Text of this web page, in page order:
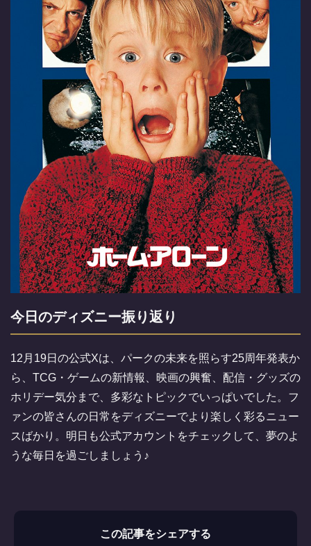
今日のディズニー振り返り
12月19日の公式Xは、パークの未来を照らす25周年発表か
ら、TCG・ゲームの新情報、映画の興奮、配信・グッズの
ホリデー気分まで、多彩なトピックでいっぱいでした。フ
ァンの皆さんの日常をディズニーでより楽しく彩るニュー
スばかり。明日も公式アカウントをチェックして、夢のよ
うな毎日を過ごしましょう♪
この記事をシェアする